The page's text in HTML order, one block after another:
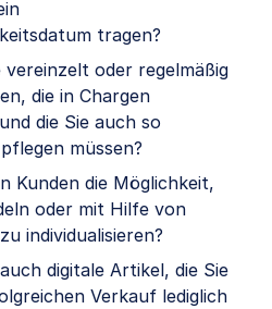
tragen?
vereinzelt oder regelmäßig
die in Chargen
die Sie auch so
müssen?
Kunden die Möglichkeit,
oder mit Hilfe von
individualisieren?
digitale Artikel, die Sie
Verkauf lediglich